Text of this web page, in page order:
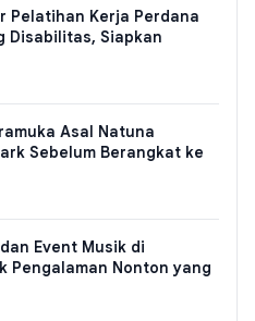
Pelatihan Kerja Perdana
Disabilitas, Siapkan
Asal Natuna
Sebelum Berangkat ke
Event Musik di
Pengalaman Nonton yang